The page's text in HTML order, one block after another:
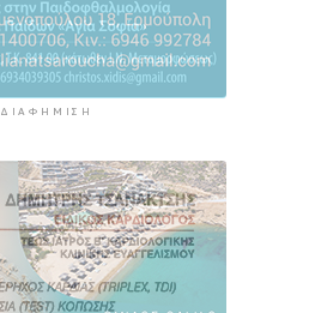
ΔΙΑΦΉΜΙΣΗ